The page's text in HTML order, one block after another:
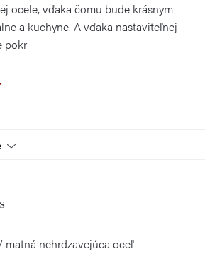
ocele, vďaka čomu bude krásnym
a kuchyne. A vďaka nastaviteľnej
pokr
matná nehrdzavejúca oceľ